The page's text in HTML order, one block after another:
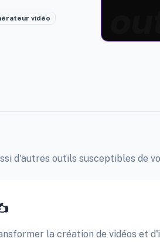
vidéo
d'autres outils susceptibles de
la création de vidéos et